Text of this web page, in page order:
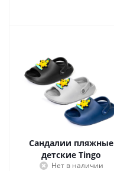
Сандалии пляжные
детские Tingo
Нет в наличии